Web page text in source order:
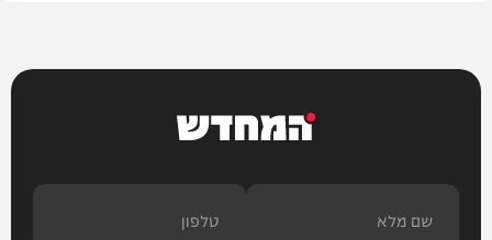
המחדש